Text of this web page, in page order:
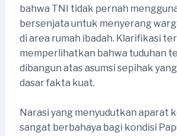
bahwa TNI tidak pernah
bersenjata untuk menyerang
di area rumah ibadah. Klarifikasi
memperlihatkan bahwa tuduhan
dibangun atas asumsi sepihak
dasar fakta kuat.
Narasi yang menyudutkan aparat
sangat berbahaya bagi kondisi